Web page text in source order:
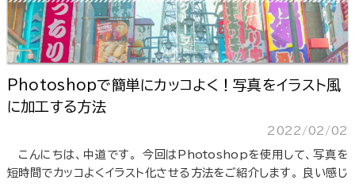
Photoshopで簡単にカッコよく！写真をイラスト風
に加工する方法
2022/02/02
こんにちは、中道です。 今回はPhotoshopを使用して、写真を
短時間でカッコよくイラスト化させる方法をご紹介します。 良い感じ